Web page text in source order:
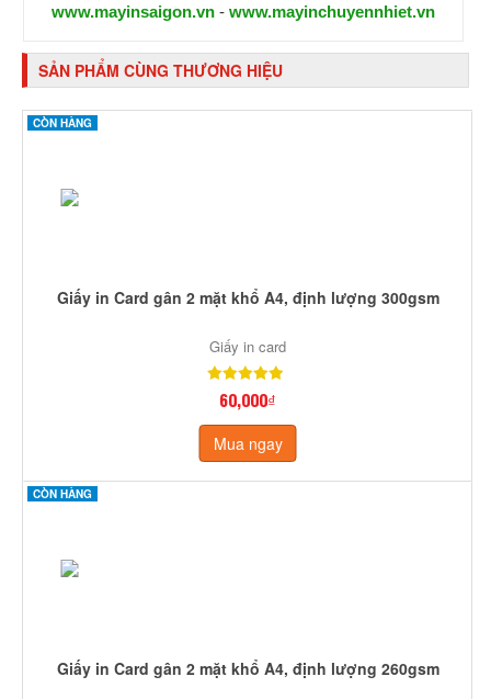
www.mayinsaigon.vn - www.mayinchuyennhiet.vn
SẢN PHẨM CÙNG THƯƠNG HIỆU
CÒN HÀNG
Giấy in Card gân 2 mặt khổ A4, định lượng 300gsm
Giấy in card
60,000₫
Mua ngay
CÒN HÀNG
Giấy in Card gân 2 mặt khổ A4, định lượng 260gsm